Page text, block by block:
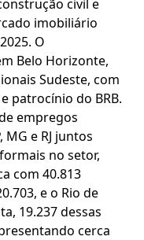
civil e
imobiliário
O
Belo Horizonte,
Sudeste, com
patrocínio do BRB.
empregos
e RJ juntos
no setor,
com 40.813
e o Rio de
19.237 dessas
cerca